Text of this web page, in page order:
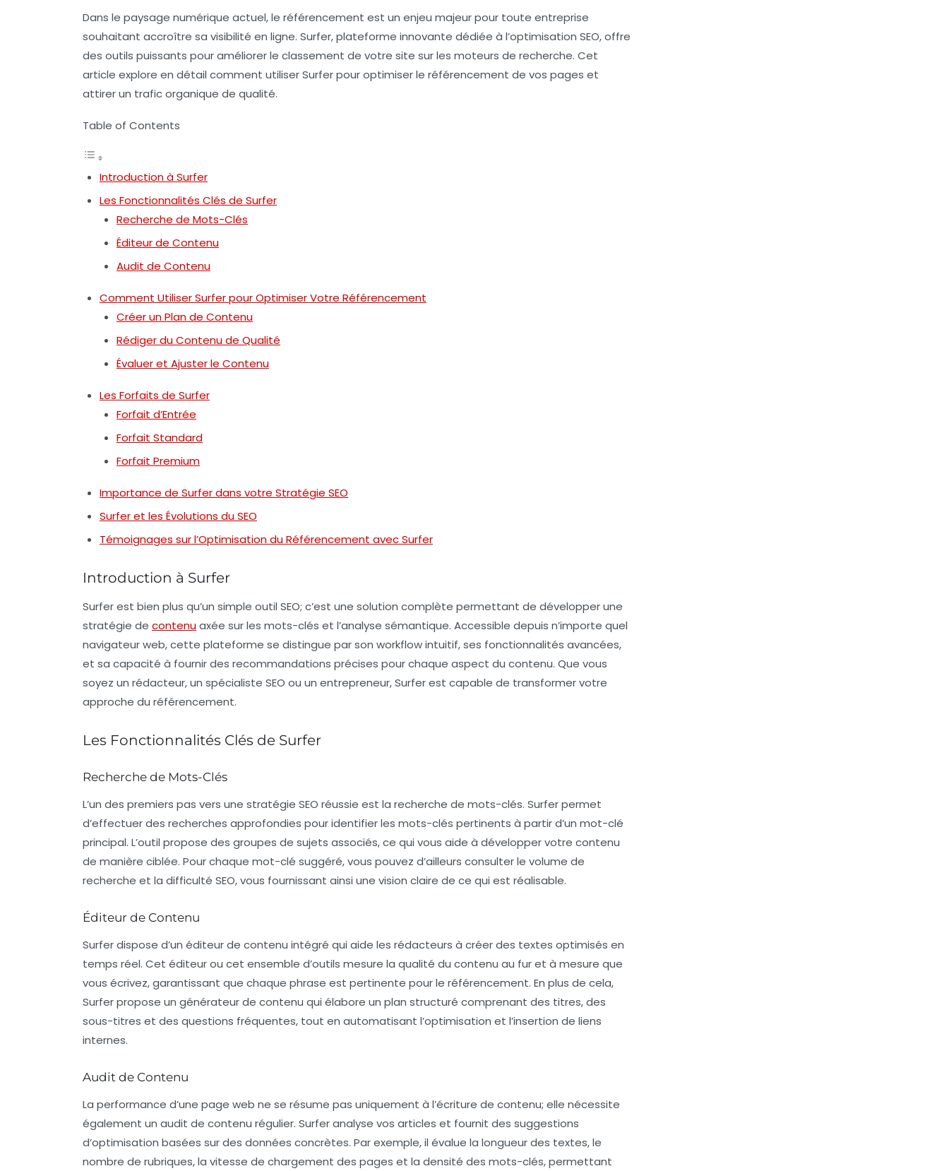
Dans le paysage numérique actuel, le référencement est un enjeu majeur pour toute entreprise
souhaitant accroître sa visibilité en ligne. Surfer, plateforme innovante dédiée à l’optimisation SEO, offre
des outils puissants pour améliorer le classement de votre site sur les moteurs de recherche. Cet
article explore en détail comment utiliser Surfer pour optimiser le référencement de vos pages et
attirer un trafic organique de qualité.
Table of Contents
Introduction à Surfer
Les Fonctionnalités Clés de Surfer
Recherche de Mots-Clés
Éditeur de Contenu
Audit de Contenu
Comment Utiliser Surfer pour Optimiser Votre Référencement
Créer un Plan de Contenu
Rédiger du Contenu de Qualité
Évaluer et Ajuster le Contenu
Les Forfaits de Surfer
Forfait d’Entrée
Forfait Standard
Forfait Premium
Importance de Surfer dans votre Stratégie SEO
Surfer et les Évolutions du SEO
Témoignages sur l’Optimisation du Référencement avec Surfer
Introduction à Surfer
Surfer est bien plus qu’un simple outil SEO; c’est une solution complète permettant de développer une
stratégie de contenuaxée sur les mots-clés et l’analyse sémantique. Accessible depuis n’importe quel
navigateur web, cette plateforme se distingue par son workflow intuitif, ses fonctionnalités avancées,
et sa capacité à fournir des recommandations précises pour chaque aspect du contenu. Que vous
soyez un rédacteur, un spécialiste SEO ou un entrepreneur, Surfer est capable de transformer votre
approche du référencement.
Les Fonctionnalités Clés de Surfer
Recherche de Mots-Clés
L’un des premiers pas vers une stratégie SEO réussie est la recherche de mots-clés. Surfer permet
d’effectuer des recherches approfondies pour identifier les mots-clés pertinents à partir d’un mot-clé
principal. L’outil propose des groupes de sujets associés, ce qui vous aide à développer votre contenu
de manière ciblée. Pour chaque mot-clé suggéré, vous pouvez d’ailleurs consulter le volume de
recherche et la difficulté SEO, vous fournissant ainsi une vision claire de ce qui est réalisable.
Éditeur de Contenu
Surfer dispose d’un éditeur de contenu intégré qui aide les rédacteurs à créer des textes optimisés en
temps réel. Cet éditeur ou cet ensemble d’outils mesure la qualité du contenu au fur et à mesure que
vous écrivez, garantissant que chaque phrase est pertinente pour le référencement. En plus de cela,
Surfer propose un générateur de contenu qui élabore un plan structuré comprenant des titres, des
sous-titres et des questions fréquentes, tout en automatisant l’optimisation et l’insertion de liens
internes.
Audit de Contenu
La performance d’une page web ne se résume pas uniquement à l’écriture de contenu; elle nécessite
également un audit de contenu régulier. Surfer analyse vos articles et fournit des suggestions
d’optimisation basées sur des données concrètes. Par exemple, il évalue la longueur des textes, le
nombre de rubriques, la vitesse de chargement des pages et la densité des mots-clés, permettant